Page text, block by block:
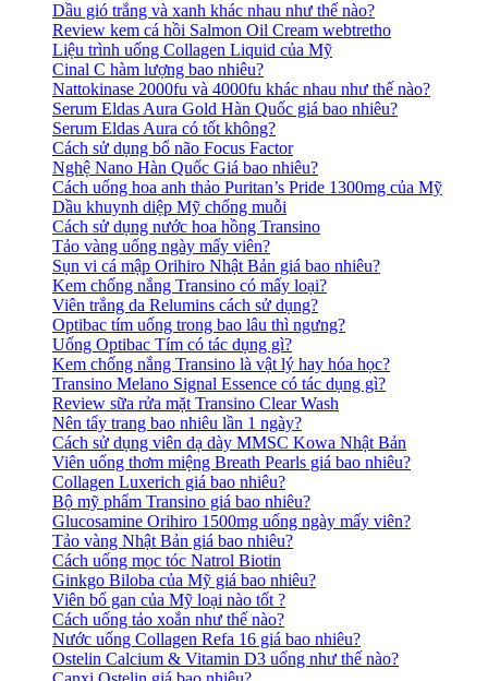
Dầu gió trắng và xanh khác nhau như thế nào?
Review kem cá hồi Salmon Oil Cream webtretho
Liệu trình uống Collagen Liquid của Mỹ
Cinal C hàm lượng bao nhiêu?
Nattokinase 2000fu và 4000fu khác nhau như thế nào?
Serum Eldas Aura Gold Hàn Quốc giá bao nhiêu?
Serum Eldas Aura có tốt không?
Cách sử dụng bổ não Focus Factor
Nghệ Nano Hàn Quốc Giá bao nhiêu?
Cách uống hoa anh thảo Puritan’s Pride 1300mg của Mỹ
Dầu khuynh diệp Mỹ chống muỗi
Cách sử dụng nước hoa hồng Transino
Tảo vàng uống ngày mấy viên?
Sụn vi cá mập Orihiro Nhật Bản giá bao nhiêu?
Kem chống nắng Transino có mấy loại?
Viên trắng da Relumins cách sử dụng?
Optibac tím uống trong bao lâu thì ngưng?
Uống Optibac Tím có tác dụng gì?
Kem chống nắng Transino là vật lý hay hóa học?
Transino Melano Signal Essence có tác dụng gì?
Review sữa rửa mặt Transino Clear Wash
Nên tẩy trang bao nhiêu lần 1 ngày?
Cách sử dụng viên dạ dày MMSC Kowa Nhật Bản
Viên uống thơm miệng Breath Pearls giá bao nhiêu?
Collagen Luxerich giá bao nhiêu?
Bộ mỹ phẩm Transino giá bao nhiêu?
Glucosamine Orihiro 1500mg uống ngày mấy viên?
Tảo vàng Nhật Bản giá bao nhiêu?
Cách uống mọc tóc Natrol Biotin
Ginkgo Biloba của Mỹ giá bao nhiêu?
Viên bổ gan của Mỹ loại nào tốt ?
Cách uống tảo xoắn như thế nào?
Nước uống Collagen Refa 16 giá bao nhiêu?
Ostelin Calcium & Vitamin D3 uống như thế nào?